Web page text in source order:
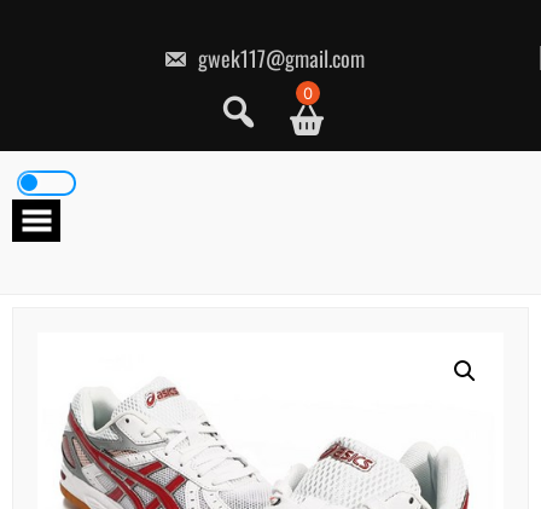
gwek117@gmail.com
0